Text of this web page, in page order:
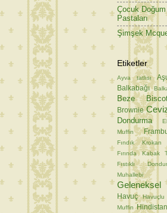
Çocuk
Pastaları
Şimşek
Etiketler
Ayva tatlısı
Balkabağı
Beze
Brownie
Dondurma
Muffin
Fındık Krokan
Fırında Kabak
Fıstıklı
Muhallebi
Havuç
Muffin